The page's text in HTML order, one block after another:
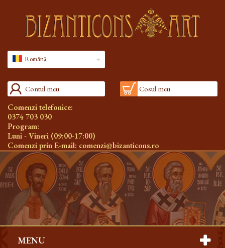
Română
Contul meu Cosul meu
Comenzi telefonice:
0374 703 030
Program:
Luni - Vineri (09:00-17:00)
Comenzi prin E-mail: comenzi@bizanticons.ro
MENU